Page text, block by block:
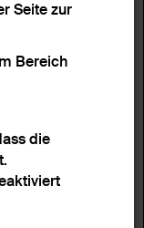
Seite zur
Bereich
die